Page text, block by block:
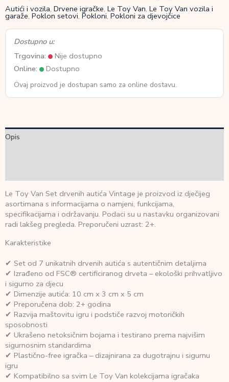
Autići i vozila, Drvene igračke, Le Toy Van, Le Toy Van vozila i
garaže, Poklon setovi, Pokloni, Pokloni za djevojčice
Dostupno u:
Trgovina:
Nije dostupno
Online:
Dostupno
Ovaj proizvod je dostupan samo za online dostavu.
Opis
Le Toy Van Set drvenih autića Vintage je proizvod iz dječijeg
asortimana s informacijama o namjeni, funkcijama,
specifikacijama i održavanju. Podaci su u nastavku organizovani
radi lakšeg pregleda. Preporučeni uzrast: 2+.
Karakteristike
✔ Set od 7 unikatnih drvenih autića s autentičnim detaljima
✔ Izrađeno od FSC® certificiranog drveta – ekološki prihvatljivo
i sigurno za djecu
✔ Dimenzije autića: 10 cm x 3 cm x 5 cm
✔ Preporučena dob: 2+ godina
✔ Razvija maštovitu igru i podstiče razvoj motoričkih
sposobnosti
✔ Ukrašeno netoksičnim bojama i testirano prema najvišim
sigurnosnim standardima
✔ Plastično-free igračka – dizajnirana za dugotrajnu i sigurnu
igru
✔ Kompatibilno sa svim Le Toy Van kolekcijama igračaka